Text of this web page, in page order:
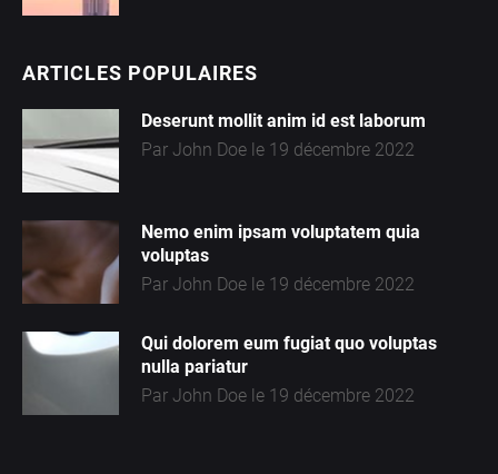
ARTICLES POPULAIRES
Deserunt mollit anim id est laborum
Par John Doe le 19 décembre 2022
Nemo enim ipsam voluptatem quia
voluptas
Par John Doe le 19 décembre 2022
Qui dolorem eum fugiat quo voluptas
nulla pariatur
Par John Doe le 19 décembre 2022